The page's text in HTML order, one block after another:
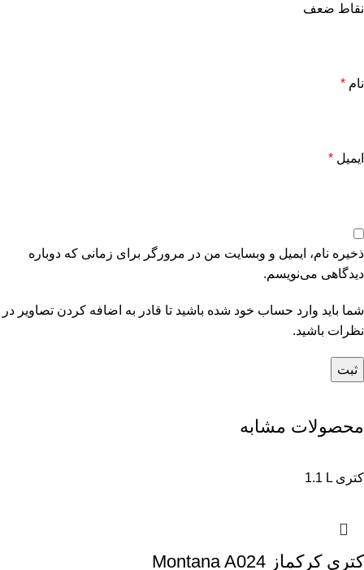
نقاط ضعف
نام *
ایمیل *
ذخیره نام، ایمیل و وبسایت من در مرورگر برای زمانی که دوباره
دیدگاهی می‌نویسم.
شما باید وارد حساب خود شده باشید تا قادر به اضافه کردن تصاویر در
نظرات باشید.
محصولات مشابه
1.1 L کتری
کتری کرکماز Montana A024